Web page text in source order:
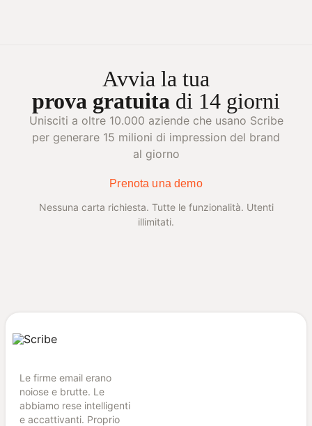
Avvia la tua
prova gratuita di 14 giorni
Unisciti a oltre 10.000 aziende che usano Scribe
per generare 15 milioni di impression del brand
al giorno
Prenota una demo
Nessuna carta richiesta. Tutte le funzionalità. Utenti
illimitati.
Le firme email erano
noiose e brutte. Le
abbiamo rese intelligenti
e accattivanti. Proprio